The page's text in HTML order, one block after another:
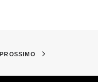
PROSSIMO